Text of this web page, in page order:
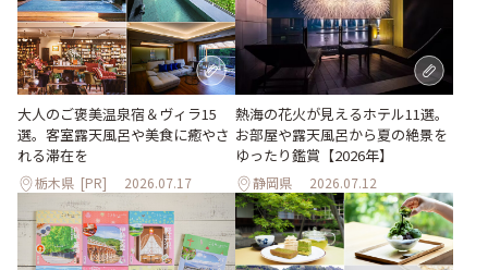
大人のご褒美温泉宿＆ヴィラ15
選。客室露天風呂や美食に癒やさ
れる滞在を
栃木県 [PR] 2026.07.17
熱海の花火が見えるホテル11選。
お部屋や露天風呂から夏の絶景を
ゆったり鑑賞【2026年】
静岡県 2026.07.12